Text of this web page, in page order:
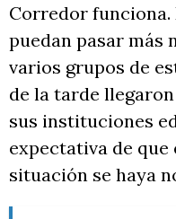
Corredor funciona.
puedan pasar más
varios grupos de
de la tarde
sus instituciones
expectativa de
situación se haya